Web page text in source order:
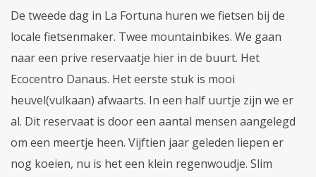
De tweede dag in La Fortuna huren we fietsen bij de
locale fietsenmaker. Twee mountainbikes. We gaan
naar een prive reservaatje hier in de buurt. Het
Ecocentro Danaus. Het eerste stuk is mooi
heuvel(vulkaan) afwaarts. In een half uurtje zijn we er
al. Dit reservaat is door een aantal mensen aangelegd
om een meertje heen. Vijftien jaar geleden liepen er
nog koeien, nu is het een klein regenwoudje. Slim